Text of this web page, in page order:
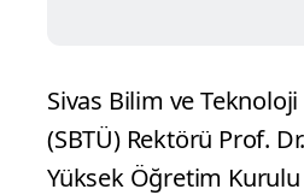
Sivas Bilim ve
(SBTÜ) Rektörü Prof.
Yüksek Öğretim Kurulu